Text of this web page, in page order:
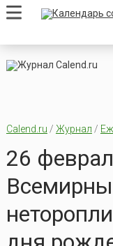
Calend.ru / Журнал /
26